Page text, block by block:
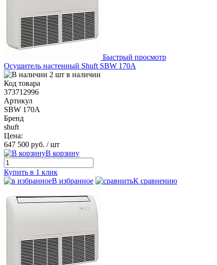
Быстрый просмотр
Осушитель настенный Shuft SBW 170A
2 шт в наличии
Код товара
373712996
Артикул
SBW 170A
Бренд
shuft
Цена:
647 500 руб. / шт
В корзину
Купить в 1 клик
В избранное
К сравнению